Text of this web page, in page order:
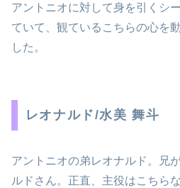
アントニオに対して身を引くシ
ていて、観ているこちらの心を
した。
レオナルド/水美 舞斗
アントニオの弟レオナルド。兄
ルドさん。正直、主役はこちら